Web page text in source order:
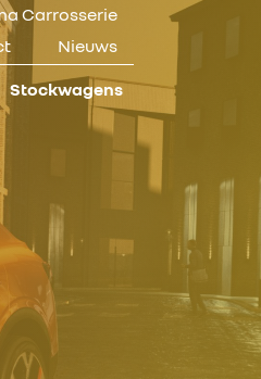
Carrosserie
Nieuws
Stockwagens